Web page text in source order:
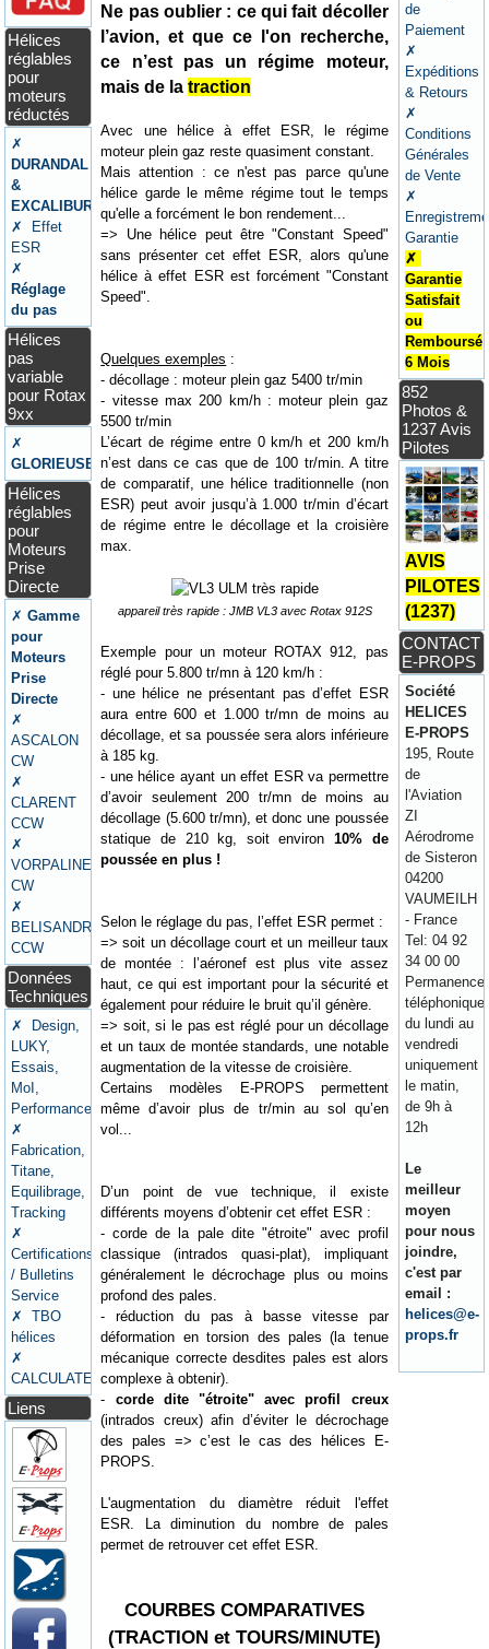
Hélices
réglables
pour
moteurs
réductés
✗
DURANDAL
&
EXCALIBUR
✗ Effet
ESR
✗
Réglage
du pas
Hélices
pas
variable
pour Rotax
9xx
✗
GLORIEUSE
Hélices
réglables
pour
Moteurs
Prise
Directe
✗Gamme
pour
Moteurs
Prise
Directe
✗
ASCALON
CW
✗
CLARENT
CCW
✗
VORPALINE
CW
✗
BELISANDRE
CCW
Données
Techniques
✗ Design,
LUKY,
Essais,
MoI,
Performances
✗
Fabrication,
Titane,
Equilibrage,
Tracking
✗
Certifications
/ Bulletins
Service
✗ TBO
hélices
✗
CALCULATEURS
Liens
Ne pas oublier : ce qui fait décoller
l’avion, et que ce l'on recherche,
ce n’est pas un régime moteur,
mais de latraction
Avec une hélice à effet ESR, le régime
moteur plein gaz reste quasiment constant.
Mais attention : ce n'est pas parce qu'une
hélice garde le même régime tout le temps
qu'elle a forcément le bon rendement...
=> Une hélice peut être "Constant Speed"
sans présenter cet effet ESR, alors qu'une
hélice à effet ESR est forcément "Constant
Speed".
Quelques exemples :
- décollage : moteur plein gaz 5400 tr/min
- vitesse max 200 km/h : moteur plein gaz
5500 tr/min
L’écart de régime entre 0 km/h et 200 km/h
n’est dans ce cas que de 100 tr/min. A titre
de comparatif, une hélice traditionnelle (non
ESR) peut avoir jusqu’à 1.000 tr/min d’écart
de régime entre le décollage et la croisière
max.
appareil très rapide : JMB VL3 avec Rotax 912S
Exemple pour un moteur ROTAX 912, pas
réglé pour 5.800 tr/mn à 120 km/h :
- une hélice ne présentant pas d’effet ESR
aura entre 600 et 1.000 tr/mn de moins au
décollage, et sa poussée sera alors inférieure
à 185 kg.
- une hélice ayant un effet ESR va permettre
d’avoir seulement 200 tr/mn de moins au
décollage (5.600 tr/mn), et donc une poussée
statique de 210 kg, soit environ10% de
poussée en plus !
Selon le réglage du pas, l’effet ESR permet :
=> soit un décollage court et un meilleur taux
de montée : l’aéronef est plus vite assez
haut, ce qui est important pour la sécurité et
également pour réduire le bruit qu’il génère.
=> soit, si le pas est réglé pour un décollage
et un taux de montée standards, une notable
augmentation de la vitesse de croisière.
Certains modèles E-PROPS permettent
même d’avoir plus de tr/min au sol qu’en
vol...
D’un point de vue technique, il existe
différents moyens d’obtenir cet effet ESR :
- corde de la pale dite "étroite" avec profil
classique (intrados quasi-plat), impliquant
généralement le décrochage plus ou moins
profond des pales.
- réduction du pas à basse vitesse par
déformation en torsion des pales (la tenue
mécanique correcte desdites pales est alors
complexe à obtenir).
- corde dite "étroite" avec profil creux
(intrados creux) afin d’éviter le décrochage
des pales => c’est le cas des hélices E-
PROPS.
L'augmentation du diamètre réduit l'effet
ESR. La diminution du nombre de pales
permet de retrouver cet effet ESR.
COURBES COMPARATIVES
(TRACTION et TOURS/MINUTE)
de
Paiement
✗
Expéditions
& Retours
✗
Conditions
Générales
de Vente
✗
Garantie
✗
Garantie
Satisfait
ou
Remboursé
6 Mois
852
Photos &
1237 Avis
Pilotes
AVIS
PILOTES
(1237)
CONTACT
E-PROPS
Société
HELICES
E-PROPS
195, Route
de
l'Aviation
ZI
Aérodrome
de Sisteron
04200
VAUMEILH
- France
Tel: 04 92
34 00 00
Permanence
téléphonique
du lundi au
vendredi
uniquement
le matin,
de 9h à
12h
Le
meilleur
moyen
pour nous
joindre,
c'est par
email :
helices@e-
props.fr